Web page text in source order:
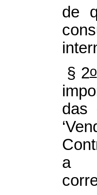
de
§ 2o
das
a